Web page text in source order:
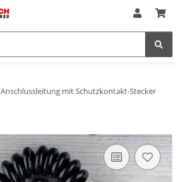
Anschlussleitung mit Schutzkontakt-Stecker